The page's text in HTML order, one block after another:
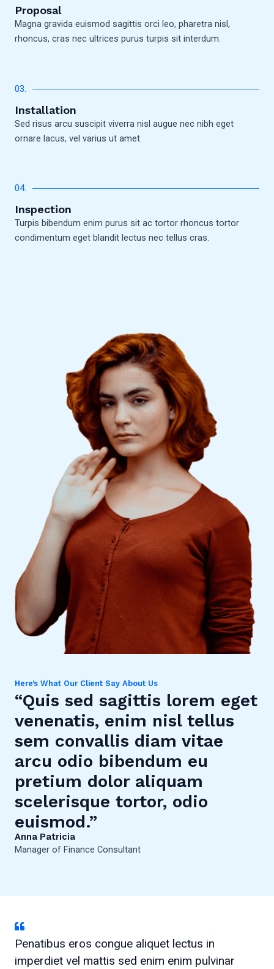
Proposal
Magna gravida euismod sagittis orci leo, pharetra nisl,
rhoncus, cras nec ultrices purus turpis sit interdum.
03.
Installation
Sed risus arcu suscipit viverra nisl augue nec nibh eget
ornare lacus, vel varius ut amet.
04.
Inspection
Turpis bibendum enim purus sit ac tortor rhoncus tortor
condimentum eget blandit lectus nec tellus cras.
Here’s What Our Client Say About Us
“Quis sed sagittis lorem eget
venenatis, enim nisl tellus
sem convallis diam vitae
arcu odio bibendum eu
pretium dolor aliquam
scelerisque tortor, odio
euismod.”
Anna Patricia
Manager of Finance Consultant
Penatibus eros congue aliquet lectus in
imperdiet vel mattis sed enim enim pulvinar